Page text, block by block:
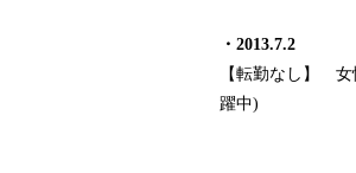
・ 2013.7.2
【転勤なし】
躍中)